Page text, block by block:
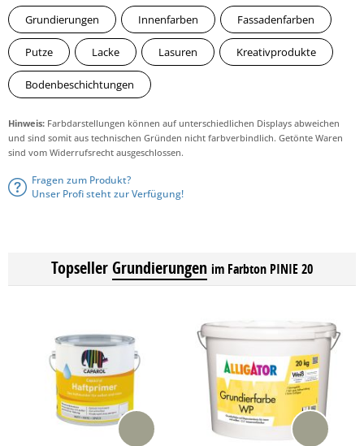
Grundierungen
Innenfarben Fassadenfarben
Putze Lacke Lasuren Kreativprodukte
Bodenbeschichtungen
Hinweis: Farbdarstellungen können auf unterschiedlichen Displays abweichen
und sind somit aus technischen Gründen nicht farbverbindlich. Getönte Waren
sind vom Widerrufsrecht ausgeschlossen.
Fragen zum Produkt?
Unser Profi steht zur Verfügung!
TopsellerGrundierungen im Farbton PINIE 20